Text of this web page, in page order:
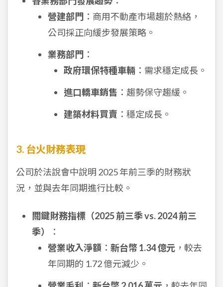
營建部門 ：商用不動產市場趨於熱絡，
公司採正向緩步發展策略。
業務部門 ：
政府環保特種車輛 ：需求穩定成長。
進口轎車銷售 ：趨勢保守趨緩。
建築材料買賣 ：穩定成長。
3. 台火財務表現
公司於法說會中說明 2025 年前三季的財務狀
況，並與去年同期進行比較。
關鍵財務指標（2025 前三季 vs. 2024 前三
季）
：
營業收入淨額 ： 新台幣 1.34 億元 ，較去
年同期的 1.72 億元減少。